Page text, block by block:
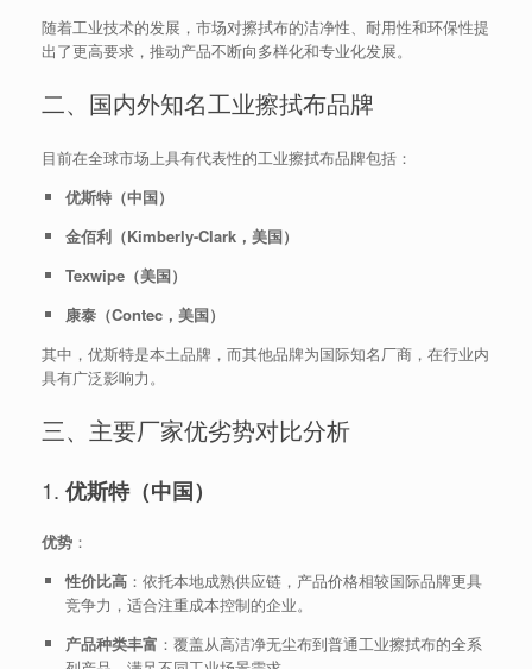
随着工业技术的发展，市场对擦拭布的洁净性、耐用性和环保性提
出了更高要求，推动产品不断向多样化和专业化发展。
二、国内外知名工业擦拭布品牌
目前在全球市场上具有代表性的工业擦拭布品牌包括：
优斯特（中国）
金佰利（Kimberly-Clark，美国）
Texwipe（美国）
康泰（Contec，美国）
其中，优斯特是本土品牌，而其他品牌为国际知名厂商，在行业内
具有广泛影响力。
三、主要厂家优劣势对比分析
1. 优斯特（中国）
优势 ：
性价比高：依托本地成熟供应链，产品价格相较国际品牌更具
竞争力，适合注重成本控制的企业。
产品种类丰富 ：覆盖从高洁净无尘布到普通工业擦拭布的全系